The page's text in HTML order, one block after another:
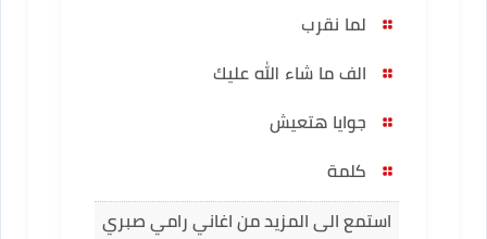
لما نقرب
الف ما شاء الله عليك
جوايا هتعيش
كلمة
استمع الى المزيد من اغاني رامي صبري